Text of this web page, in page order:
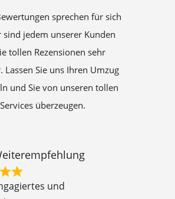
sprechen für sich
sind jedem unserer Kunden
tollen Rezensionen sehr
Lassen Sie uns Ihren Umzug
und Sie von unseren tollen
Services überzeugen.
und